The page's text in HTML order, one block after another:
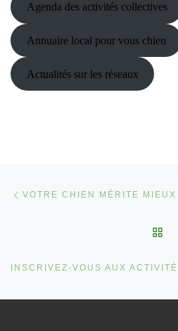
Agenda des activités collectives
Annuaire local pour vous chien
Actualités sur les réseaux